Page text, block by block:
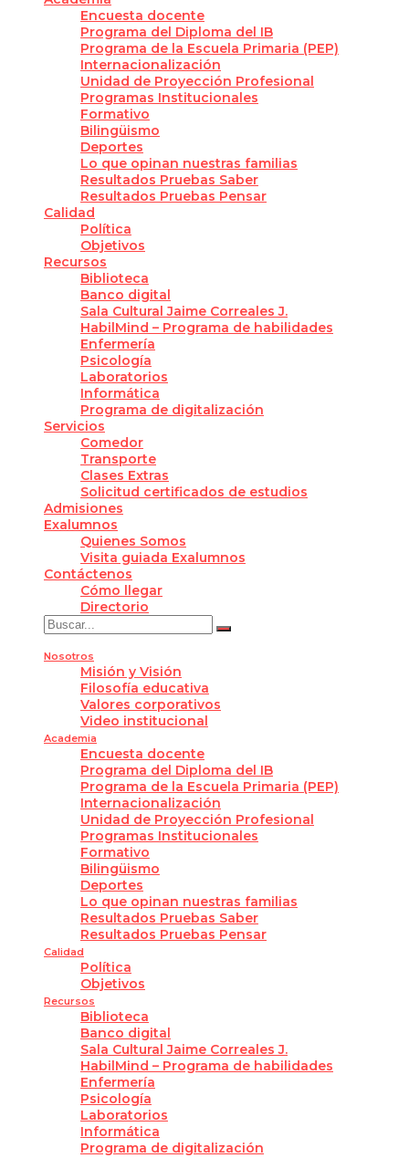
Encuesta docente
Programa del Diploma del IB
Programa de la Escuela Primaria (PEP)
Internacionalización
Unidad de Proyección Profesional
Programas Institucionales
Formativo
Bilingüismo
Deportes
Lo que opinan nuestras familias
Resultados Pruebas Saber
Resultados Pruebas Pensar
Calidad
Política
Objetivos
Recursos
Biblioteca
Banco digital
Sala Cultural Jaime Correales J.
HabilMind – Programa de habilidades
Enfermería
Psicología
Laboratorios
Informática
Programa de digitalización
Servicios
Comedor
Transporte
Clases Extras
Solicitud certificados de estudios
Admisiones
Exalumnos
Quienes Somos
Visita guiada Exalumnos
Contáctenos
Cómo llegar
Directorio
Nosotros
Misión y Visión
Filosofía educativa
Valores corporativos
Video institucional
Academia
Encuesta docente
Programa del Diploma del IB
Programa de la Escuela Primaria (PEP)
Internacionalización
Unidad de Proyección Profesional
Programas Institucionales
Formativo
Bilingüismo
Deportes
Lo que opinan nuestras familias
Resultados Pruebas Saber
Resultados Pruebas Pensar
Calidad
Política
Objetivos
Recursos
Biblioteca
Banco digital
Sala Cultural Jaime Correales J.
HabilMind – Programa de habilidades
Enfermería
Psicología
Laboratorios
Informática
Programa de digitalización